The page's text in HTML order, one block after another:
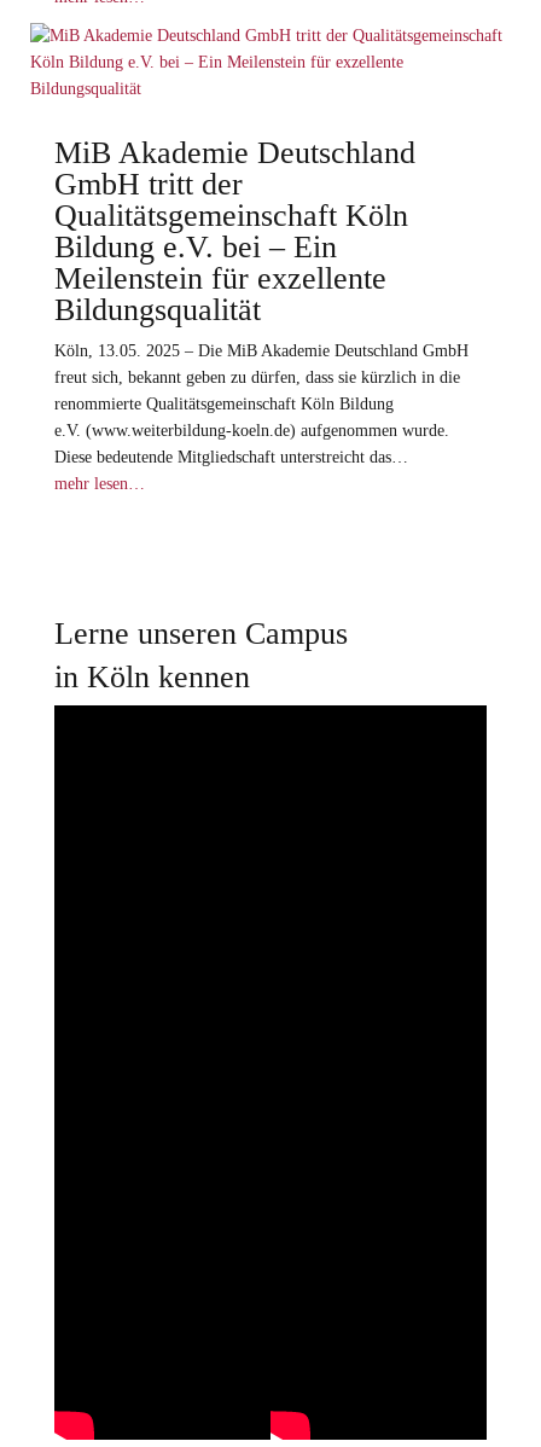
MiB Akademie Deutschland
GmbH tritt der
Qualitätsgemeinschaft Köln
Bildung e.V. bei – Ein
Meilenstein für exzellente
Bildungsqualität
Köln, 13.05. 2025 – Die MiB Akademie Deutschland GmbH
freut sich, bekannt geben zu dürfen, dass sie kürzlich in die
renommierte Qualitätsgemeinschaft Köln Bildung
e.V. (www.weiterbildung-koeln.de) aufgenommen wurde.
Diese bedeutende Mitgliedschaft unterstreicht das…
mehr lesen…
Lerne unseren Campus
in Köln kennen